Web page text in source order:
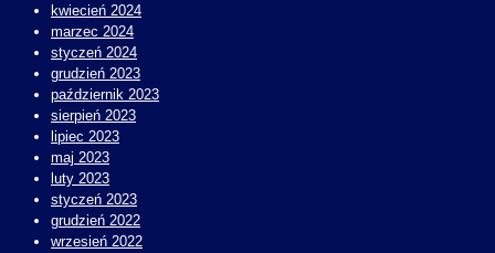
kwiecień 2024
marzec 2024
styczeń 2024
grudzień 2023
październik 2023
sierpień 2023
lipiec 2023
maj 2023
luty 2023
styczeń 2023
grudzień 2022
wrzesień 2022